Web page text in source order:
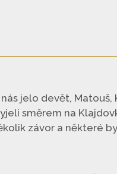
jelo devět, Matouš,
směrem na
závor a některé